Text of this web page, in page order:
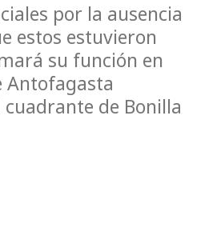
por la ausencia
estos estuvieron
su función en
Antofagasta
de Bonilla